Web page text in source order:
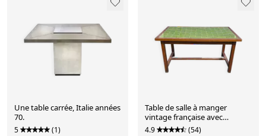
Une table carrée, Italie années
70.
5 (1)
Table de salle à manger
vintage française avec
carreaux verts, années
4.9 (54)